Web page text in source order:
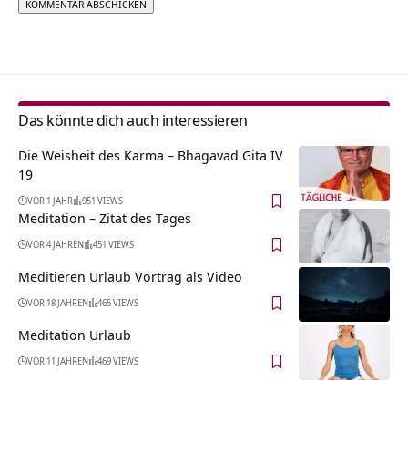
Das könnte dich auch interessieren
Die Weisheit des Karma – Bhagavad Gita IV
19
VOR 1 JAHR 951 VIEWS
Meditation – Zitat des Tages
VOR 4 JAHREN 451 VIEWS
Meditieren Urlaub Vortrag als Video
VOR 18 JAHREN 465 VIEWS
Meditation Urlaub
VOR 11 JAHREN 469 VIEWS